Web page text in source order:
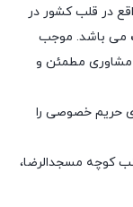
در قلب کشور در
می باشد. موجب
، مشاوری مطمئن و
حریم خصوصی را
کوچه مسجدالرضا،